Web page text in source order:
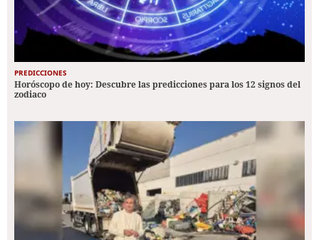
PREDICCIONES
Horóscopo de hoy: Descubre las predicciones para los 12 signos del
zodiaco